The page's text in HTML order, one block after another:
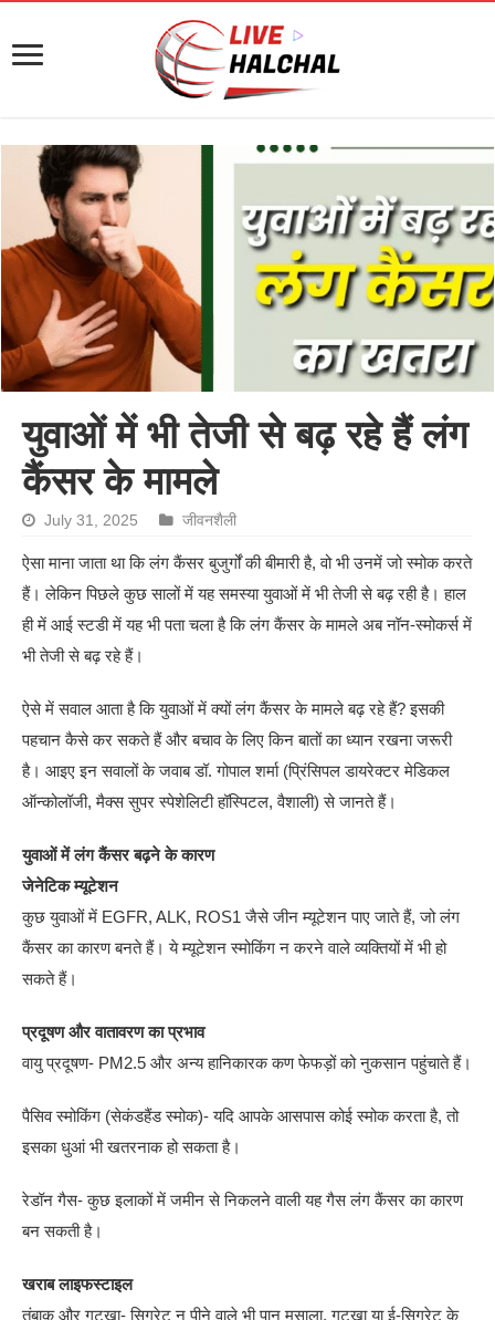
युवाओं में भी तेजी से बढ़ रहे हैं लंग
कैंसर के मामले
July 31, 2025 जीवनशैली
ऐसा माना जाता था कि लंग कैंसर बुजुर्गों की बीमारी है, वो भी उनमें जो स्मोक करते
हैं। लेकिन पिछले कुछ सालों में यह समस्या युवाओं में भी तेजी से बढ़ रही है। हाल
ही में आई स्टडी में यह भी पता चला है कि लंग कैंसर के मामले अब नॉन-स्मोकर्स में
भी तेजी से बढ़ रहे हैं।
ऐसे में सवाल आता है कि युवाओं में क्यों लंग कैंसर के मामले बढ़ रहे हैं? इसकी
पहचान कैसे कर सकते हैं और बचाव के लिए किन बातों का ध्यान रखना जरूरी
है। आइए इन सवालों के जवाब डॉ. गोपाल शर्मा (प्रिंसिपल डायरेक्टर मेडिकल
ऑन्कोलॉजी, मैक्स सुपर स्पेशेलिटी हॉस्पिटल, वैशाली) से जानते हैं।
युवाओं में लंग कैंसर बढ़ने के कारण
जेनेटिक म्यूटेशन
कुछ युवाओं में EGFR, ALK, ROS1 जैसे जीन म्यूटेशन पाए जाते हैं, जो लंग
कैंसर का कारण बनते हैं। ये म्यूटेशन स्मोकिंग न करने वाले व्यक्तियों में भी हो
सकते हैं।
प्रदूषण और वातावरण का प्रभाव
वायु प्रदूषण- PM2.5 और अन्य हानिकारक कण फेफड़ों को नुकसान पहुंचाते हैं।
पैसिव स्मोकिंग (सेकंडहैंड स्मोक)- यदि आपके आसपास कोई स्मोक करता है, तो
इसका धुआं भी खतरनाक हो सकता है।
रेडॉन गैस- कुछ इलाकों में जमीन से निकलने वाली यह गैस लंग कैंसर का कारण
बन सकती है।
खराब लाइफस्टाइल
तंबाकू और गुटखा- सिगरेट न पीने वाले भी पान मसाला, गुटखा या ई-सिगरेट के